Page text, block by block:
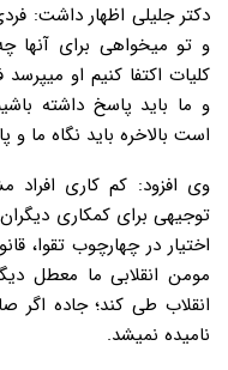
دکتر جلیلی اظهار داشت:
و تو میخواهی برای آنها
کلیات اکتفا کنیم او
و ما باید پاسخ داشته
است بالاخره باید نگاه
وی افزود: کم کاری افراد
توجیهی برای کمکاری
اختیار در چهارچوب تقوا،
مومن انقلابی ما معطل
انقلاب طی کند؛ جاده
نامیده نمیشد.